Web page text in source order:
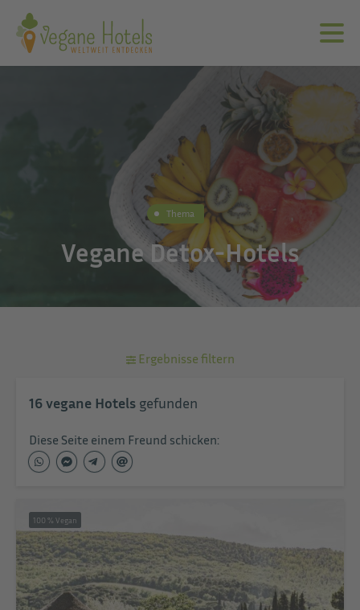
Thema
Vegane Detox-Hotels
Ergebnisse filtern
16vegane Hotels gefunden
Diese Seite einem Freund schicken:
100 % Vegan